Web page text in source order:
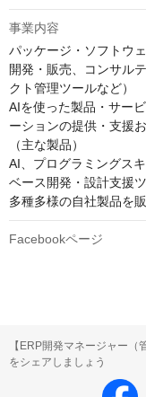
事業内容
パッケージ・ソフトウ
開発・販売、コンサル
クト管理ツールなど）
AIを使った製品・サー
ーションの提供・支援
（主な製品）
AI、プログラミングス
ベース開発・設計支援
Facebookページ
【ERP開発マネージャー（
をシェアしましょう